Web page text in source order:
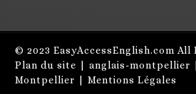
© 2023EasyAccessEnglish.com All
Plan du site |anglais-montpellier
Montpellier |Mentions Légales